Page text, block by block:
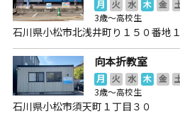
月 火 水 木 金
3歳～高校生
石川県小松市北浅井町り１５０番地
向本折教室
月 火 水 木 金
3歳～高校生
石川県小松市須天町１丁目３０